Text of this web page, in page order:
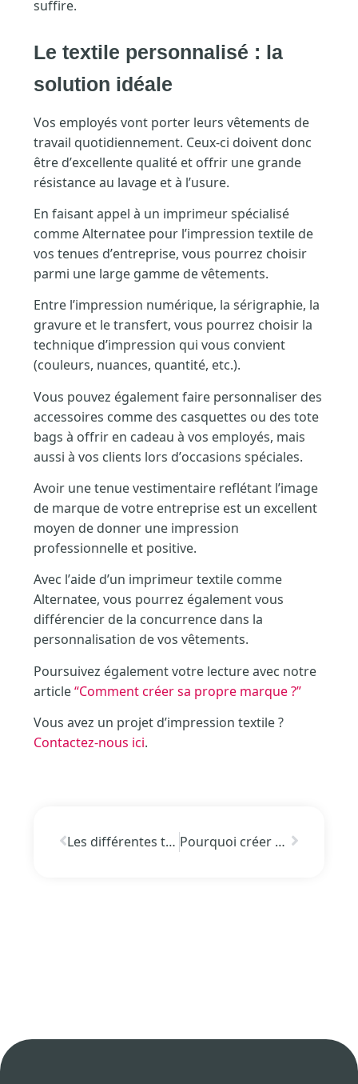
suffire.
Le textile personnalisé : la
solution idéale
Vos employés vont porter leurs vêtements de
travail quotidiennement. Ceux-ci doivent donc
être d’excellente qualité et offrir une grande
résistance au lavage et à l’usure.
En faisant appel à un imprimeur spécialisé
comme Alternatee pour l’impression textile de
vos tenues d’entreprise, vous pourrez choisir
parmi une large gamme de vêtements.
Entre l’impression numérique, la sérigraphie, la
gravure et le transfert, vous pourrez choisir la
technique d’impression qui vous convient
(couleurs, nuances, quantité, etc.).
Vous pouvez également faire personnaliser des
accessoires comme des casquettes ou des tote
bags à offrir en cadeau à vos employés, mais
aussi à vos clients lors d’occasions spéciales.
Avoir une tenue vestimentaire reflétant l’image
de marque de votre entreprise est un excellent
moyen de donner une impression
professionnelle et positive.
Avec l’aide d’un imprimeur textile comme
Alternatee, vous pourrez également vous
différencier de la concurrence dans la
personnalisation de vos vêtements.
Poursuivez également votre lecture avec notre
article“Comment créer sa propre marque ?”
Vous avez un projet d’impression textile ?
Contactez-nous ici.
Les différentes techniques d’impression sur le textile Pourquoi créer son vêtement personnalisé pour une entreprise ?